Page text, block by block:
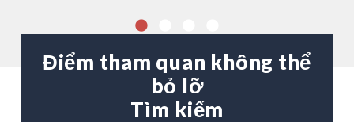
Điểm tham quan không thể
bỏ lỡ
Tìm kiếm